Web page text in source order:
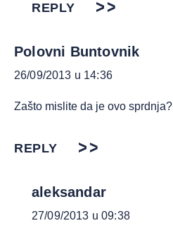
REPLY
Polovni Buntovnik
26/09/2013 u 14:36
Zašto mislite da je ovo sprdnja?
REPLY
aleksandar
27/09/2013 u 09:38